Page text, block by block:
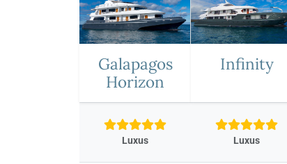
Galapagos
Horizon
Infinity
Luxus Luxus